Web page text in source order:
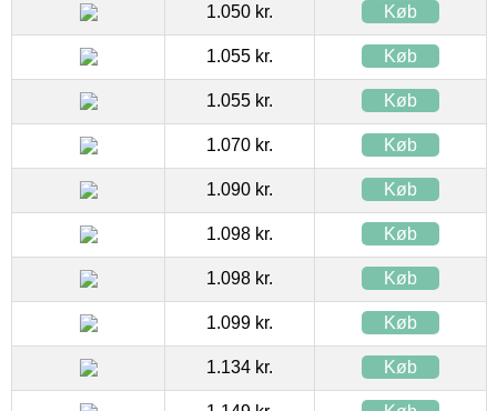
1.050 kr. Køb
1.055 kr. Køb
1.055 kr. Køb
1.070 kr. Køb
1.090 kr. Køb
1.098 kr. Køb
1.098 kr. Køb
1.099 kr. Køb
1.134 kr. Køb